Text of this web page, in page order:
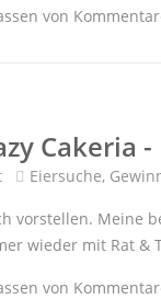
los! - Großes
von
Cakeria
Eiersuche,
vorstellen. Meine
wieder mit Rat &
Crazy Cakeria -
von